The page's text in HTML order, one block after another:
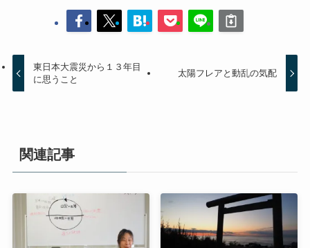
東日本大震災から１３年目
に思うこと
太陽フレアと動乱の気配
関連記事